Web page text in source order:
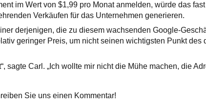
im Wert von $1,99 pro Monat anmelden, würde das
Verkäufen für das Unternehmen generieren.
derjenigen, die zu diesem wachsenden Google-
geringer Preis, um nicht seinen wichtigsten Punkt des
sagte Carl. „Ich wollte mir nicht die Mühe machen, die
Sie uns einen Kommentar!